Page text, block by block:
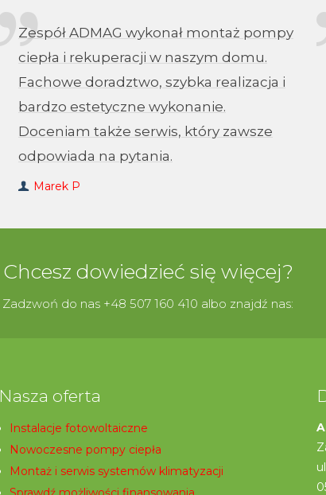
Zespół ADMAG wykonał montaż pompy
ciepła i rekuperacji w naszym domu.
Fachowe doradztwo, szybka realizacja i
bardzo estetyczne wykonanie.
Doceniam także serwis, który zawsze
odpowiada na pytania.
Marek P
Chcesz dowiedzieć się więcej?
Zadzwoń do nas +48 507 160 410 albo znajdź nas:
Nasza oferta
Instalacje fotowoltaiczne
Nowoczesne pompy ciepła
Montaż i serwis systemów klimatyzacji